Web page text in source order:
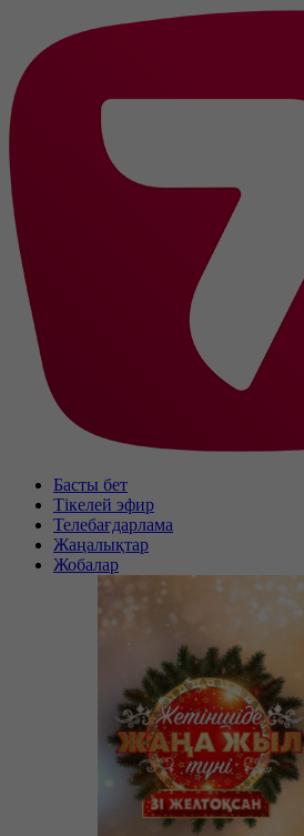
Басты бет
Тікелей эфир
Телебағдарлама
Жаңалықтар
Жобалар